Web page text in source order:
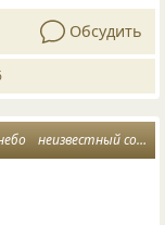
Обсудить
неизвестный солдат